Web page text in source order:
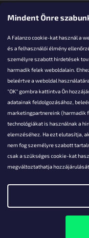
Mindent Önre
A Falanzo cookie-kat használ a
és a felhasználói élmény
személyre szabott hirdetések
harmadik felek weboldalain.
beleértve a weboldal
"OK" gombra kattintva Ön
adatainak feldolgozásához,
marketingpartnereink (harmadik
technológiákat is használnak a
elemzéséhez. Ha ezt elutasítja,
nem fog személyre szabott
csak a szükséges cookie-kat
megváltoztathatja
Elérhetőségi adatok
Akarsz kérdezni
info@falanzo.hu